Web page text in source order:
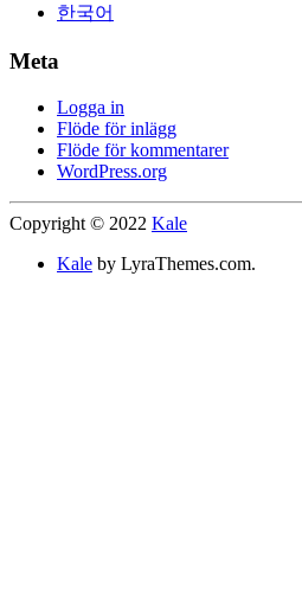
한국어
Meta
Logga in
Flöde för inlägg
Flöde för kommentarer
WordPress.org
Copyright © 2022 Kale
Kale by LyraThemes.com.